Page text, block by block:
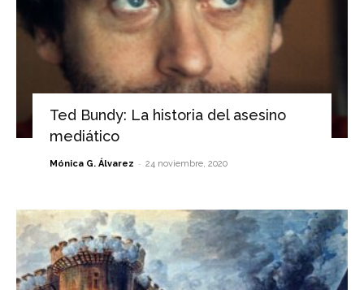
Ted Bundy: La historia del asesino
mediático
Mónica G. Álvarez - 24 noviembre, 2020